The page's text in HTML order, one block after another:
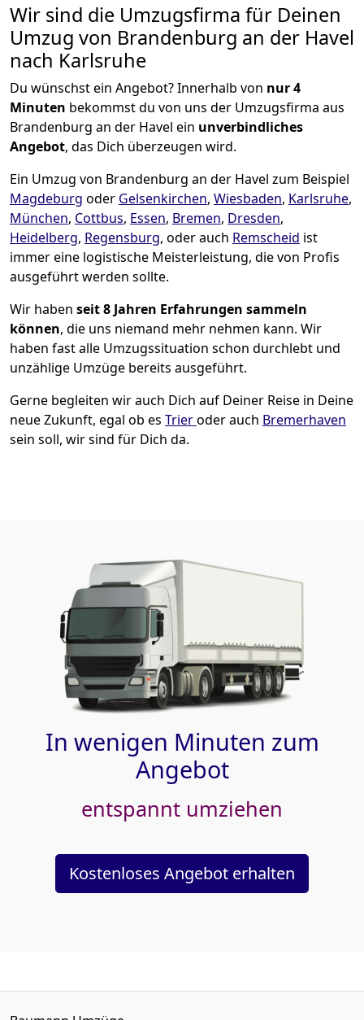
Wir sind die Umzugsfirma für Deinen
Umzug von Brandenburg an der Havel
nach Karlsruhe
Du wünschst ein Angebot? Innerhalb von nur 4
Minuten bekommst du von uns der Umzugsfirma aus
Brandenburg an der Havel ein unverbindliches
Angebot, das Dich überzeugen wird.
Ein Umzug von Brandenburg an der Havel zum Beispiel
Magdeburg oder Gelsenkirchen, Wiesbaden, Karlsruhe,
München, Cottbus, Essen, Bremen, Dresden,
Heidelberg, Regensburg, oder auch Remscheid ist
immer eine logistische Meisterleistung, die von Profis
ausgeführt werden sollte.
Wir haben seit8 Jahren Erfahrungen sammeln
können, die uns niemand mehr nehmen kann. Wir
haben fast alle Umzugssituation schon durchlebt und
unzählige Umzüge bereits ausgeführt.
Gerne begleiten wir auch Dich auf Deiner Reise in Deine
neue Zukunft, egal ob es Trieroder auch Bremer­haven
sein soll, wir sind für Dich da.
In wenigen Minuten zum
Angebot
entspannt umziehen
Kostenloses Angebot erhalten